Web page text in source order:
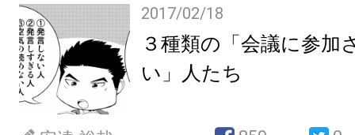
2017/02/18
３種類の「会議に参加
い」人たち